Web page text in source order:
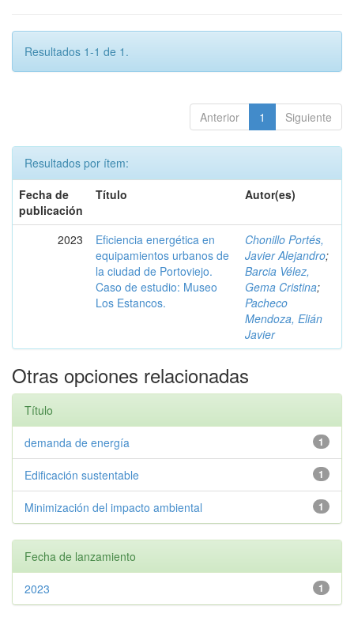
Resultados 1-1 de 1.
Anterior 1 Siguiente
Resultados por ítem:
Fecha de
publicación
Título Autor(es)
2023
Eficiencia energética en
equipamientos urbanos de
la ciudad de Portoviejo.
Caso de estudio: Museo
Los Estancos.
Chonillo Portés,
Javier Alejandro;
Barcia Vélez,
Gema Cristina;
Pacheco
Mendoza, Elián
Javier
Otras opciones relacionadas
Título
1
demanda de energía
1
Edificación sustentable
1
Minimización del impacto ambiental
Fecha de lanzamiento
1
2023